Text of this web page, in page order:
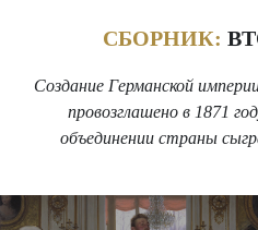
СБОРНИК:
Создание Германской
провозглашено в 1871
объединении страны